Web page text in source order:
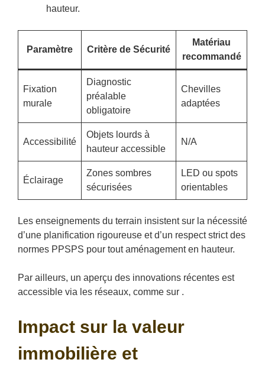
hauteur.
Paramètre Critère de Sécurité
Matériau
recommandé
Fixation
murale
Diagnostic
préalable
obligatoire
Chevilles
adaptées
Accessibilité
Objets lourds à
hauteur accessible
N/A
Éclairage
Zones sombres
sécurisées
LED ou spots
orientables
Les enseignements du terrain insistent sur la nécessité
d’une planification rigoureuse et d’un respect strict des
normes PPSPS pour tout aménagement en hauteur.
Par ailleurs, un aperçu des innovations récentes est
accessible via les réseaux, comme sur .
Impact sur la valeur
immobilière et